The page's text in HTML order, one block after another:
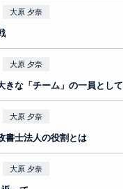
大原 夕奈
大原 夕奈
きな「チーム」の一員として
大原 夕奈
書士法人の役割とは
大原 夕奈